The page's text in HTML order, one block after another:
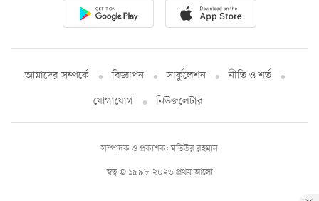
আমাদের সম্পর্কে বিজ্ঞাপন সার্কুলেশন
নীতি ও শর্ত
যোগাযোগ
নিউজলেটার
স্বত্ব © ১৯৯৮-২০২৬ প্রথম আলো
সম্পাদক ও প্রকাশক: মতিউর রহমান